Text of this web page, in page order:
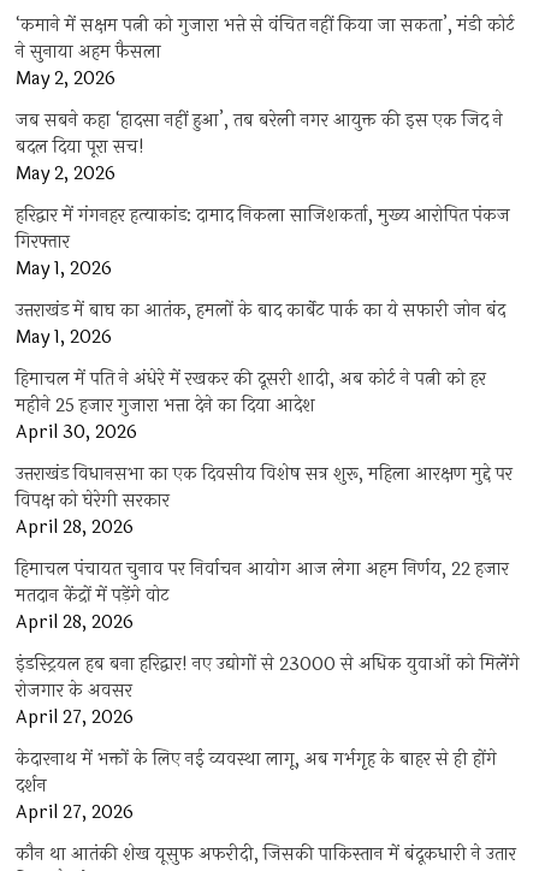
‘कमाने में सक्षम पत्नी को गुजारा भत्ते से वंचित नहीं किया जा सकता’, मंडी कोर्ट
ने सुनाया अहम फैसला
May 2, 2026
जब सबने कहा ‘हादसा नहीं हुआ’, तब बरेली नगर आयुक्त की इस एक जिद ने
बदल दिया पूरा सच!
May 2, 2026
हरिद्वार में गंगनहर हत्याकांड: दामाद निकला साजिशकर्ता, मुख्य आरोपित पंकज
गिरफ्तार
May 1, 2026
उत्तराखंड में बाघ का आतंक, हमलों के बाद कार्बेट पार्क का ये सफारी जोन बंद
May 1, 2026
हिमाचल में पति ने अंधेरे में रखकर की दूसरी शादी, अब कोर्ट ने पत्नी को हर
महीने 25 हजार गुजारा भत्ता देने का दिया आदेश
April 30, 2026
उत्तराखंड विधानसभा का एक दिवसीय विशेष सत्र शुरू, महिला आरक्षण मुद्दे पर
विपक्ष को घेरेगी सरकार
April 28, 2026
हिमाचल पंचायत चुनाव पर निर्वाचन आयोग आज लेगा अहम निर्णय, 22 हजार
मतदान केंद्रों में पड़ेंगे वोट
April 28, 2026
इंडस्ट्रियल हब बना हरिद्वार! नए उद्योगों से 23000 से अधिक युवाओं को मिलेंगे
रोजगार के अवसर
April 27, 2026
केदारनाथ में भक्तों के लिए नई व्यवस्था लागू, अब गर्भगृह के बाहर से ही होंगे
दर्शन
April 27, 2026
कौन था आतंकी शेख यूसुफ अफरीदी, जिसकी पाकिस्तान में बंदूकधारी ने उतार